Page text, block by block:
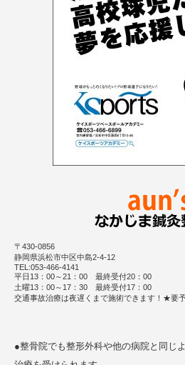
〒430-0856
静岡県浜松市中区中島2-4-12
TEL:053-466-4141
平日13：00～21：00 最終受付20：00
土曜13：00～17：30 最終受付17：00
交通事故治療は夜遅くまで施術できます！★要
●整骨院でも整形外科や他の病院と同じ